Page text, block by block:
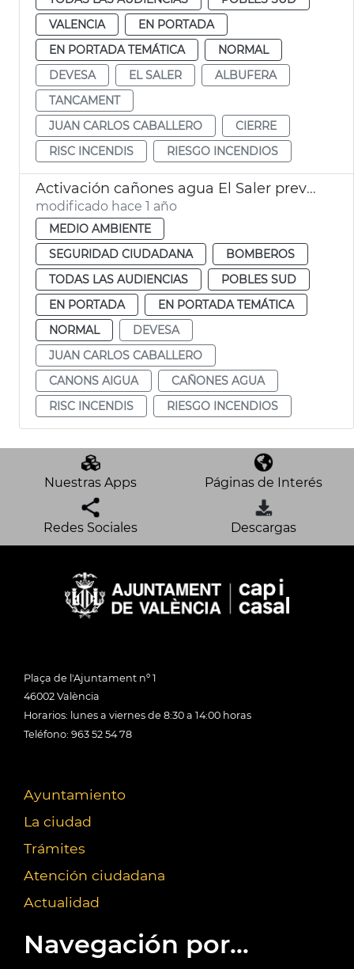
VALENCIA
EN PORTADA
EN PORTADA TEMÁTICA
NORMAL
DEVESA
EL SALER
ALBUFERA
TANCAMENT
JUAN CARLOS CABALLERO
CIERRE
RISC INCENDIS
RIESGO INCENDIOS
Activación cañones agua El Saler prevención incendios
modificado hace 1 año
MEDIO AMBIENTE
SEGURIDAD CIUDADANA
BOMBEROS
TODAS LAS AUDIENCIAS
POBLES SUD
EN PORTADA
EN PORTADA TEMÁTICA
NORMAL
DEVESA
JUAN CARLOS CABALLERO
CANONS AIGUA
CAÑONES AGUA
RISC INCENDIS
RIESGO INCENDIOS
Nuestras Apps Páginas de Interés
Redes Sociales Descargas
Plaça de l'Ajuntament nº 1
46002 València
Horarios: lunes a viernes de 8:30 a 14:00 horas
Teléfono: 963 52 54 78
Ayuntamiento
La ciudad
Trámites
Atención ciudadana
Actualidad
Navegación por...